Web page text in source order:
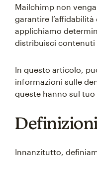
Mailchimp non
garantire
applichiamo
distribuisci contenuti
In questo articolo,
informazioni sulle
queste hanno sul
Innanzitutto,